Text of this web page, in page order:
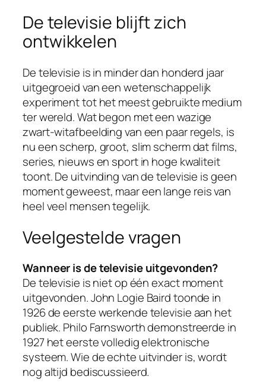
De televisie blijft zich
ontwikkelen
De televisie is in minder dan honderd jaar
uitgegroeid van een wetenschappelijk
experiment tot het meest gebruikte medium
ter wereld. Wat begon met een wazige
zwart-witafbeelding van een paar regels, is
nu een scherp, groot, slim scherm dat films,
series, nieuws en sport in hoge kwaliteit
toont. De uitvinding van de televisie is geen
moment geweest, maar een lange reis van
heel veel mensen tegelijk.
Veelgestelde vragen
Wanneer is de televisie uitgevonden?
De televisie is niet op één exact moment
uitgevonden. John Logie Baird toonde in
1926 de eerste werkende televisie aan het
publiek. Philo Farnsworth demonstreerde in
1927 het eerste volledig elektronische
systeem. Wie de echte uitvinder is, wordt
nog altijd bediscussieerd.